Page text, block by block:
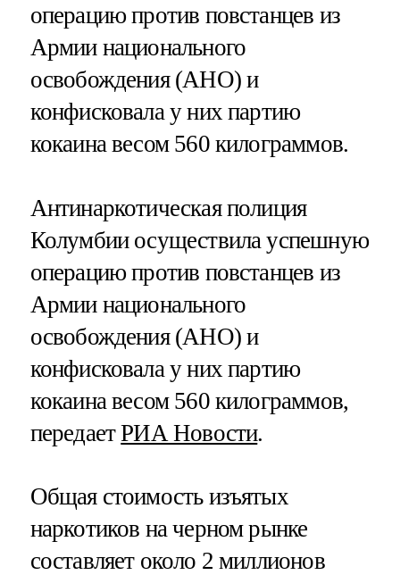
операцию против повстанцев из
Армии национального
освобождения (АНО) и
конфисковала у них партию
кокаина весом 560 килограммов.
Антинаркотическая полиция
Колумбии осуществила успешную
операцию против повстанцев из
Армии национального
освобождения (АНО) и
конфисковала у них партию
кокаина весом 560 килограммов,
передаетРИА Новости.
Общая стоимость изъятых
наркотиков на черном рынке
составляет около 2 миллионов